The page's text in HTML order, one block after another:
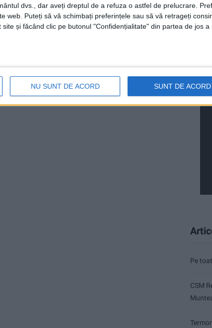
dvs., dar aveți dreptul de a refuza o astfel de prelucrare.
web. Puteți să vă schimbați preferințele sau să vă retrageți
și făcând clic pe butonul "Confidențialitate" din partea de jos a
NU SUNT DE ACORD SUNT DE ACORD
Pe
CSM